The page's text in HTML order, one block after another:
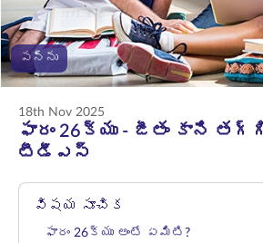
ENGLISH
ఆన్‌లైన్‌లో కొనండి
పన్ను
18th Nov 2025
ఫారం 26క్యు - జీతం కాని
టీడీఎస్‌
విషయ సూచిక
ఫారం 26క్యు అంటే ఏమిటి?